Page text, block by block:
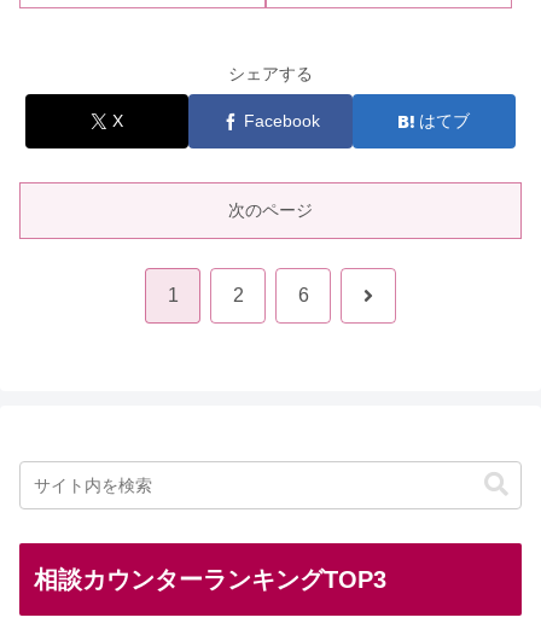
シェアする
X Facebook はてブ
次のページ
1 2 6 次
相談カウンターランキングTOP3